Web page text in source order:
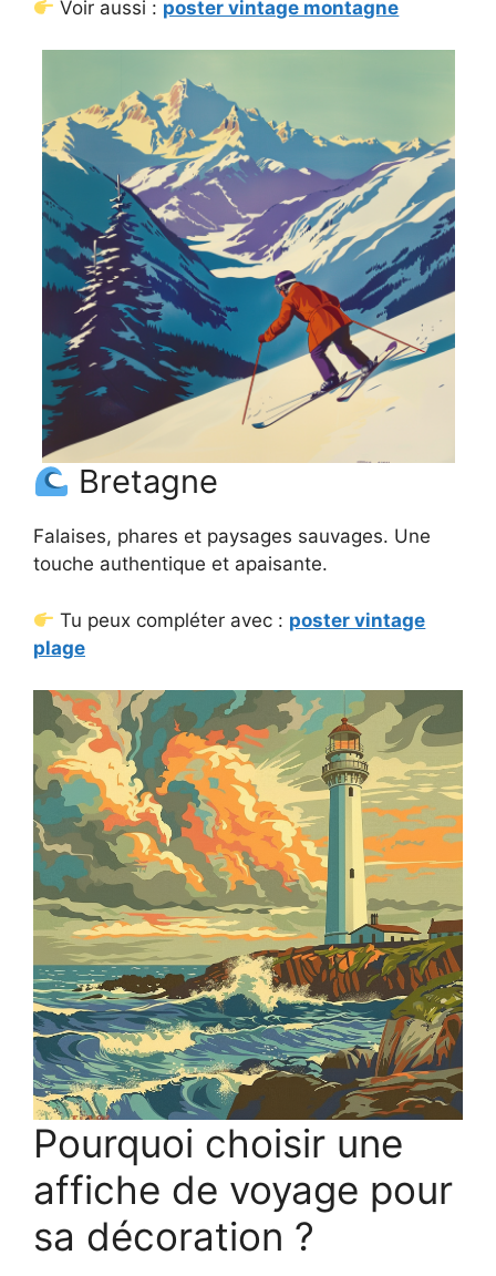
Voir aussi : poster vintage montagne
Bretagne
Falaises, phares et paysages sauvages. Une
touche authentique et apaisante.
Tu peux compléter avec : poster vintage
plage
Pourquoi choisir une
affiche de voyage pour
sa décoration ?